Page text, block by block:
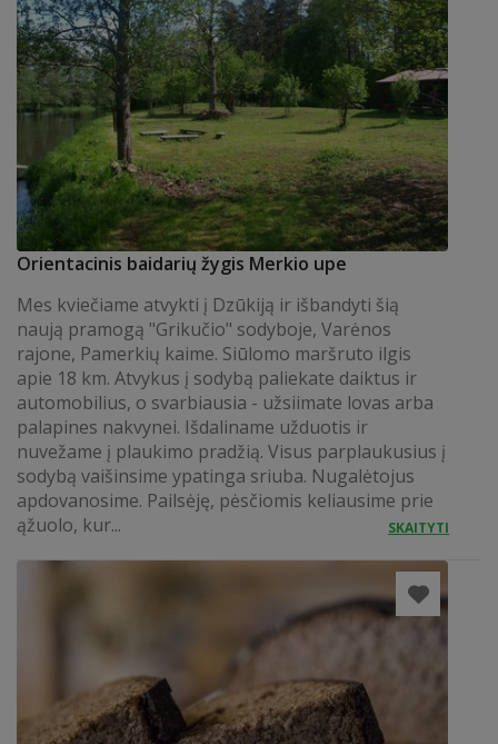
Orientacinis baidarių žygis Merkio upe
Mes kviečiame atvykti į Dzūkiją ir išbandyti šią
naują pramogą "Grikučio" sodyboje, Varėnos
rajone, Pamerkių kaime. Siūlomo maršruto ilgis
apie 18 km. Atvykus į sodybą paliekate daiktus ir
automobilius, o svarbiausia - užsiimate lovas arba
palapines nakvynei. Išdaliname užduotis ir
nuvežame į plaukimo pradžią. Visus parplaukusius į
sodybą vaišinsime ypatinga sriuba. Nugalėtojus
apdovanosime. Pailsėję, pėsčiomis keliausime prie
ąžuolo, kur...
SKAITYTI